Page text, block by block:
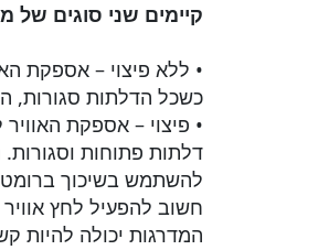
קיימים שני סוגים של
• ללא פיצוי – אספקת
כשכל הדלתות סגורות,
• פיצוי – אספקת
דלתות פתוחות
להשתמש בשיכוך
חשוב להפעיל לחץ
המדרגות יכולה להיות